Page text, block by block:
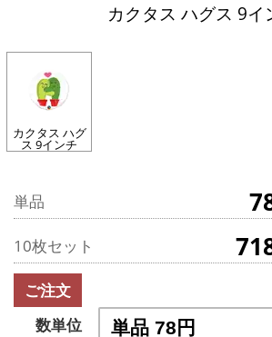
カクタス ハグス 9イ
カクタス ハグ
ス 9インチ
単品
10枚セット
ご注文
数単位